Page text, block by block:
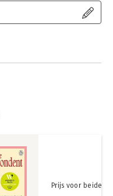
Prijs voor beide